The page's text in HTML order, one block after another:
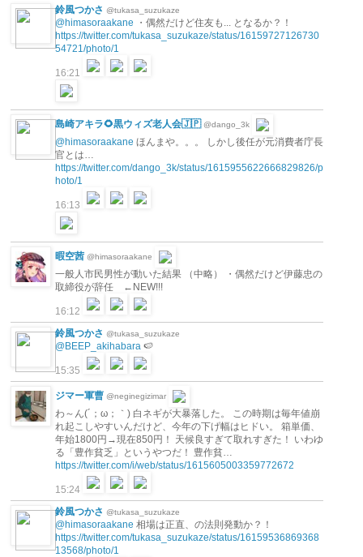
鈴風つかさ @tukasa_suzukaze
@himasoraakane ・偶然だけど住友も... となるか？！
https://twitter.com/tukasa_suzukaze/status/16159727126730
54721/photo/1
16:21
島崎アキラ🌻黒ウィズ老人会🇯🇵 @dango_3k
@himasoraakane ほんまや。。。 しかし後任が元消費者庁長
官とは…
https://twitter.com/dango_3k/status/1615955622666829826/p
hoto/1
16:13
暇空茜 @himasoraakane
一般人市民男性が動いた結果 （中略） ・偶然だけど伊藤忠の
取締役が辞任 ←NEW!!!
16:12
鈴風つかさ @tukasa_suzukaze
@BEEP_akihabara 🍉
15:35
ジマー軍曹 @neginegizimar
わ～ん(´；ω；｀) 白ネギが大暴落した。 この時期は毎年値崩
れ起こしやすいんだけど、今年の下げ幅はヒドい。 箱単価、
年始1800円→現在850円！ 天候良すぎて取れすぎた！ いわゆ
る「豊作貧乏」というやつだ！ 豊作貧…
https://twitter.com/i/web/status/1615605003359772672
15:24
鈴風つかさ @tukasa_suzukaze
@himasoraakane 相場は正直、の法則発動か？！
https://twitter.com/tukasa_suzukaze/status/16159536869368
13568/photo/1